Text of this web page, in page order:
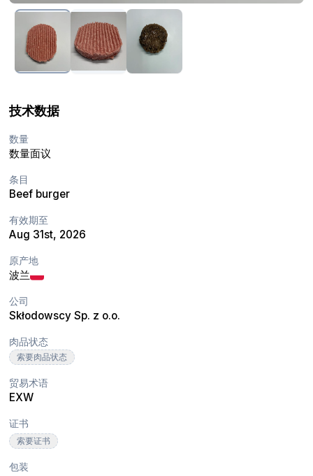
技术数据
数量
数量面议
条目
Beef burger
有效期至
Aug 31st, 2026
原产地
波兰
公司
Skłodowscy Sp. z o.o.
肉品状态
索要肉品状态
贸易术语
EXW
证书
索要证书
包装